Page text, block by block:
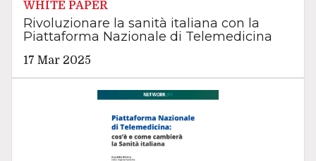
WHITE PAPER
Rivoluzionare la sanità italiana con la
Piattaforma Nazionale di Telemedicina
17 Mar 2025